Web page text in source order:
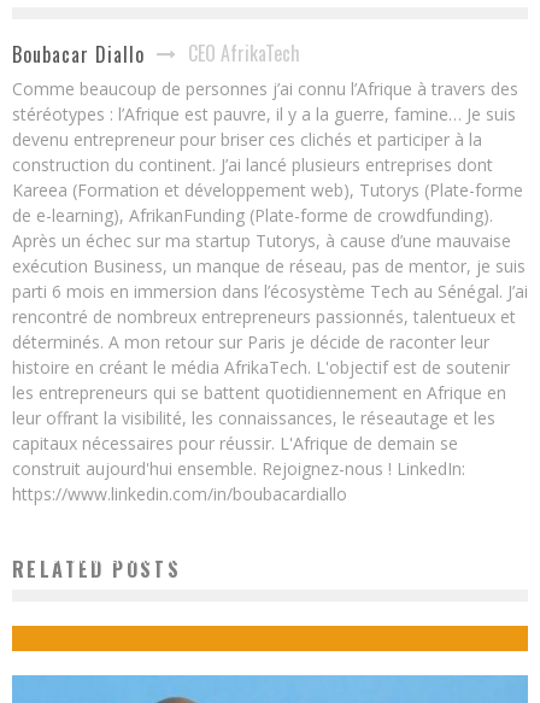
Boubacar Diallo CEO AfrikaTech
Comme beaucoup de personnes j’ai connu l’Afrique à travers des
stéréotypes : l’Afrique est pauvre, il y a la guerre, famine… Je suis
devenu entrepreneur pour briser ces clichés et participer à la
construction du continent. J’ai lancé plusieurs entreprises dont
Kareea (Formation et développement web), Tutorys (Plate-forme
de e-learning), AfrikanFunding (Plate-forme de crowdfunding).
Après un échec sur ma startup Tutorys, à cause d’une mauvaise
exécution Business, un manque de réseau, pas de mentor, je suis
parti 6 mois en immersion dans l’écosystème Tech au Sénégal. J’ai
rencontré de nombreux entrepreneurs passionnés, talentueux et
déterminés. A mon retour sur Paris je décide de raconter leur
histoire en créant le média AfrikaTech. L'objectif est de soutenir
les entrepreneurs qui se battent quotidiennement en Afrique en
leur offrant la visibilité, les connaissances, le réseautage et les
capitaux nécessaires pour réussir. L'Afrique de demain se
construit aujourd'hui ensemble. Rejoignez-nous ! LinkedIn:
https://www.linkedin.com/in/boubacardiallo
RELATED POSTS
UN GHANÉEN REMPORTE LE CONCOURS INTERNATIONAL DU NOUVEAU LOGO